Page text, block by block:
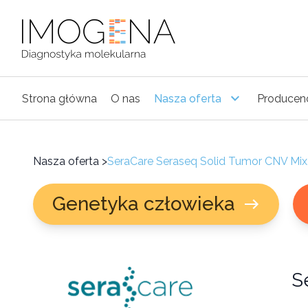
Strona główna O nas Nasza oferta
Nasza oferta >SeraCare Seraseq Solid Tumor CNV
Genetyka człowieka